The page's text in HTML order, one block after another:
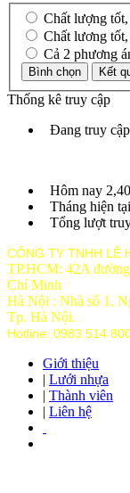
Chất lượng
Chất lương
Cả 2 phương
Thống kê truy cập
Đang truy cập
Hôm nay
Tháng hiện tại
Tổng lượt
CÔNG TY TNHH LÊ
TP.HCM: 42A
Chí Minh
Hà Nội : Nhà số 1,
Tp. Hà Nội.
Hotline: 0983 514
Giới thiệu
| Lưới nhựa
| Thành viên
| Liên hệ